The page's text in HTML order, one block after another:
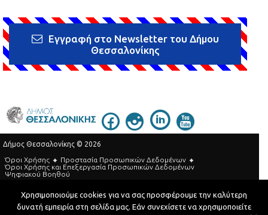
Εγγραφή στο Newsletter του Δήμου
Θεσσαλονίκης
Δήμος Θεσσαλονίκης © 2026
Όροι Χρήσης
Προστασία Προσωπικών Δεδομένων
Όροι Xρήσης και Eπεξεργασία Προσωπικών Δεδομένων
Ψηφιακού Βοηθού
Τηλεφωνικός Κατάλογος
Developed by MyCompany Projects
Χρησιμοποιούμε cookies για να σας προσφέρουμε την καλύτερη
δυνατή εμπειρία στη σελίδα μας. Εάν συνεχίσετε να χρησιμοποιείτε